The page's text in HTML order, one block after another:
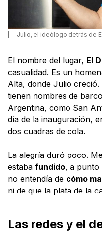
Julio, el ideólogo detrás de
El nombre del lugar, El
casualidad. Es un
Alta, donde Julio
tienen nombres de
Argentina, como San
día de la inauguración,
dos cuadras de cola.
La alegría duró poco.
estaba fundido, a punto
no entendía de cómo
ni de que la plata de la
Las redes y el